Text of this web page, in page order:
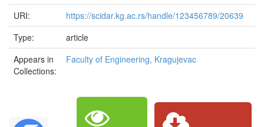
URI:
https://scidar.kg.ac.rs/handle/123456789/20639
Type:
article
Appears in
Collections:
Faculty of Engineering, Kragujevac